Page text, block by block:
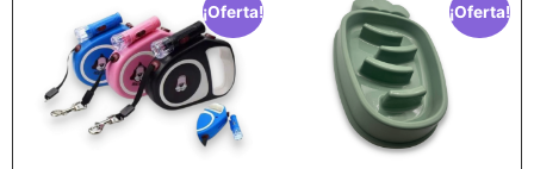
¡Oferta! ¡Oferta!